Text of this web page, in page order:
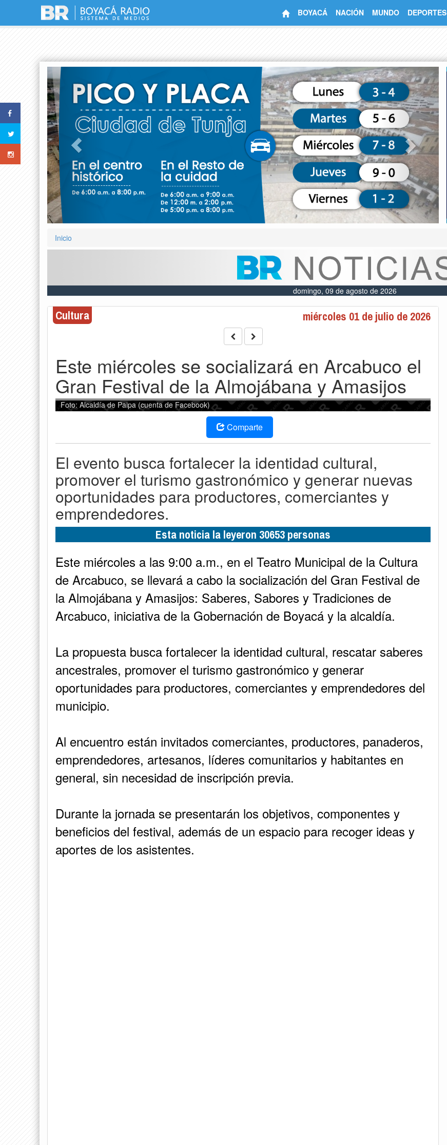
BOYACÁ NACIÓN MUNDO DEPORTES
Next
Inicio
domingo, 09 de agosto de 2026
Cultura miércoles 01 de julio de 2026
Este miércoles se socializará en Arcabuco el
Gran Festival de la Almojábana y Amasijos
Foto: Alcaldía de Paipa (cuenta de Facebook)
Comparte
El evento busca fortalecer la identidad cultural,
promover el turismo gastronómico y generar nuevas
oportunidades para productores, comerciantes y
emprendedores.
Esta noticia la leyeron 30653 personas
Este miércoles a las 9:00 a.m., en el Teatro Municipal de la Cultura
de Arcabuco, se llevará a cabo la socialización del Gran Festival de
la Almojábana y Amasijos: Saberes, Sabores y Tradiciones de
Arcabuco, iniciativa de la Gobernación de Boyacá y la alcaldía.
La propuesta busca fortalecer la identidad cultural, rescatar saberes
ancestrales, promover el turismo gastronómico y generar
oportunidades para productores, comerciantes y emprendedores del
municipio.
Al encuentro están invitados comerciantes, productores, panaderos,
emprendedores, artesanos, líderes comunitarios y habitantes en
general, sin necesidad de inscripción previa.
Durante la jornada se presentarán los objetivos, componentes y
beneficios del festival, además de un espacio para recoger ideas y
aportes de los asistentes.